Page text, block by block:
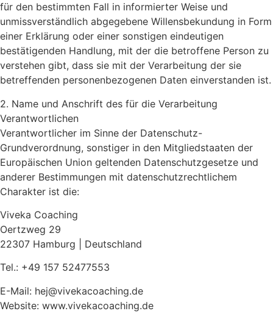
für den bestimmten Fall in informierter Weise und
unmissverständlich abgegebene Willensbekundung in Form
einer Erklärung oder einer sonstigen eindeutigen
bestätigenden Handlung, mit der die betroffene Person zu
verstehen gibt, dass sie mit der Verarbeitung der sie
betreffenden personenbezogenen Daten einverstanden ist.
2. Name und Anschrift des für die Verarbeitung
Verantwortlichen
Verantwortlicher im Sinne der Datenschutz-
Grundverordnung, sonstiger in den Mitgliedstaaten der
Europäischen Union geltenden Datenschutzgesetze und
anderer Bestimmungen mit datenschutzrechtlichem
Charakter ist die:
Viveka Coaching
Oertzweg 29
22307 Hamburg | Deutschland
Tel.: +49 157 52477553
E-Mail: hej@vivekacoaching.de
Website: www.vivekacoaching.de